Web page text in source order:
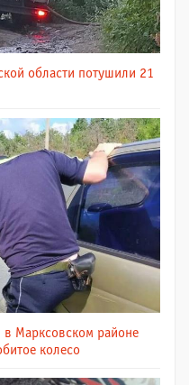
области потушили 21
Марксовском районе
колесо